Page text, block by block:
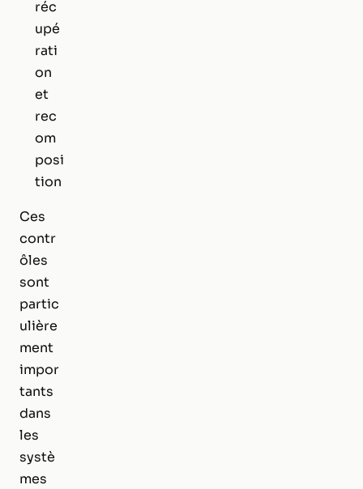
réc
upé
rati
on
et
rec
om
posi
tion
Ces
contr
ôles
sont
partic
ulière
ment
impor
tants
dans
les
systè
mes